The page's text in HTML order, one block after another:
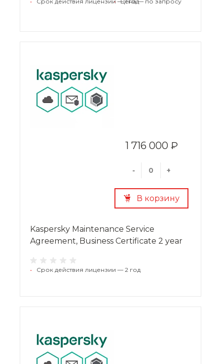
1 716 000 ₽
- +
В корзину
Kaspersky Maintenance Service
Agreement, Business Certificate 2 year
• Срок действия лицензии — 2 год